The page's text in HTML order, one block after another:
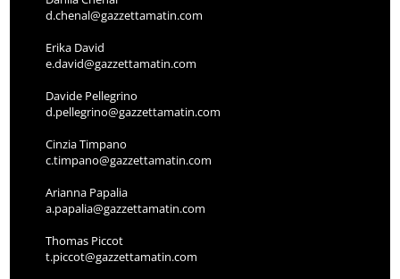
d.chenal@gazzettamatin.com
Erika David
e.david@gazzettamatin.com
Davide Pellegrino
d.pellegrino@gazzettamatin.com
Cinzia Timpano
c.timpano@gazzettamatin.com
Arianna Papalia
a.papalia@gazzettamatin.com
Thomas Piccot
t.piccot@gazzettamatin.com